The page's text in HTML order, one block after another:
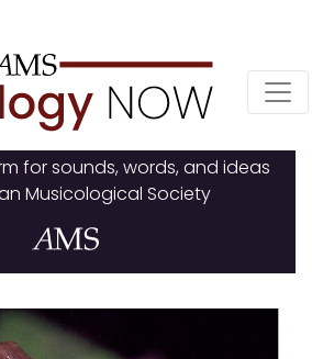
for sounds, words, and ideas
Musicological Society